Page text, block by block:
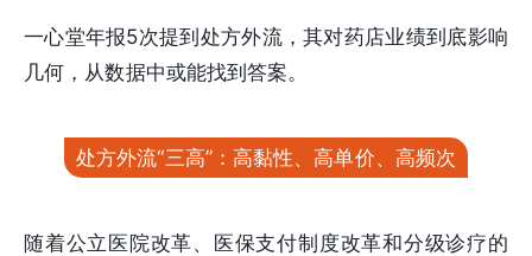
一心堂年报5次提到处方外流，其对药店业绩到底影响
几何，从数据中或能找到答案。
处方外流“三高”：高黏性、高单价、高频次
随着公立医院改革、医保支付制度改革和分级诊疗的